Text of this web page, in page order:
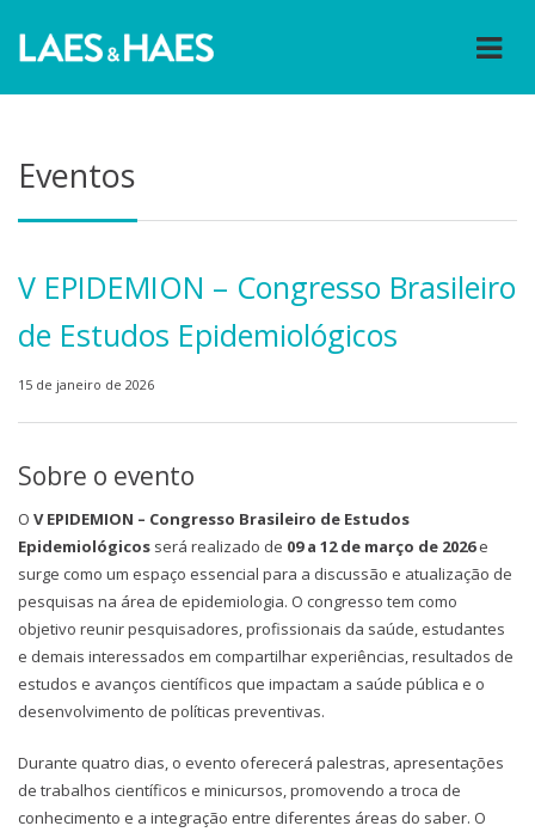
Eventos
V EPIDEMION – Congresso Brasileiro
de Estudos Epidemiológicos
15 de janeiro de 2026
Sobre o evento
O V EPIDEMION – Congresso Brasileiro de Estudos
Epidemiológicos será realizado de 09 a 12 de março de 2026e
surge como um espaço essencial para a discussão e atualização de
pesquisas na área de epidemiologia. O congresso tem como
objetivo reunir pesquisadores, profissionais da saúde, estudantes
e demais interessados em compartilhar experiências, resultados de
estudos e avanços científicos que impactam a saúde pública e o
desenvolvimento de políticas preventivas.
Durante quatro dias, o evento oferecerá palestras, apresentações
de trabalhos científicos e minicursos, promovendo a troca de
conhecimento e a integração entre diferentes áreas do saber. O